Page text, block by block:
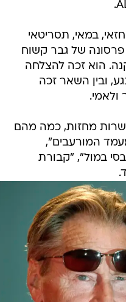
במאי, תסריטאי
פרסונה של גבר קשוח
הוא זכה להצלחה
ובין השאר זכה
ולאמי.
מחזות, כמה מהם
המורעבים",
במול", "קבורת